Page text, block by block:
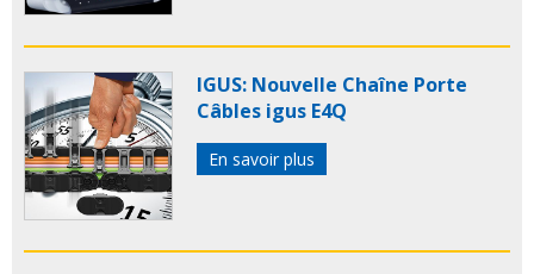
IGUS: Nouvelle Chaîne Porte
Câbles igus E4Q
En savoir plus